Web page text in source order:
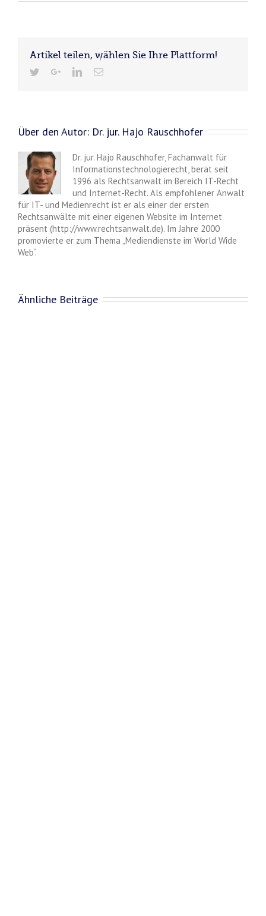
Artikel teilen, wählen Sie Ihre Plattform!
Über den Autor: Dr. jur. Hajo Rauschhofer
Dr. jur. Hajo Rauschhofer, Fachanwalt für
Informationstechnologierecht, berät seit
1996 als Rechtsanwalt im Bereich IT-Recht
und Internet-Recht. Als empfohlener Anwalt
für IT- und Medienrecht ist er als einer der ersten
Rechtsanwälte mit einer eigenen Website im Internet
präsent (http://www.rechtsanwalt.de). Im Jahre 2000
promovierte er zum Thema „Mediendienste im World Wide
Web“.
Ähnliche Beiträge